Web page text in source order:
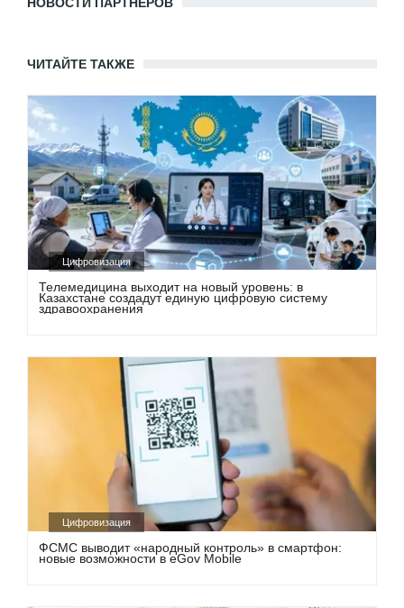
НОВОСТИ ПАРТНЕРОВ
ЧИТАЙТЕ ТАКЖЕ
Цифровизация
Телемедицина выходит на новый уровень: в
Казахстане создадут единую цифровую систему
здравоохранения
Цифровизация
ФСМС выводит «народный контроль» в смартфон:
новые возможности в eGov Mobile